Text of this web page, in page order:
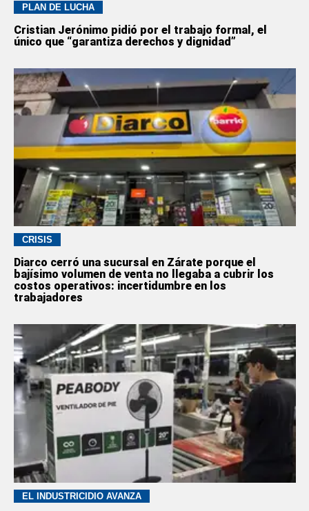
PLAN DE LUCHA
Cristian Jerónimo pidió por el trabajo formal, el
único que “garantiza derechos y dignidad”
CRISIS
Diarco cerró una sucursal en Zárate porque el
bajísimo volumen de venta no llegaba a cubrir los
costos operativos: incertidumbre en los
trabajadores
EL INDUSTRICIDIO AVANZA